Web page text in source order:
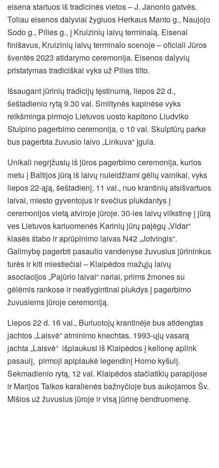
eisena startuos iš tradicinės vietos – J. Janonio gatvės.
Toliau eisenos dalyviai žygiuos Herkaus Manto g., Naujojo
Sodo g., Pilies g., į Kruizinių laivų terminalą. Eisenai
finišavus, Kruizinių laivų terminalo scenoje – oficiali Jūros
šventės 2023 atidarymo ceremonija. Eisenos dalyvių
pristatymas tradiciškai vyks už Pilies tilto.
Išsaugant jūrinių tradicijų tęstinumą, liepos 22 d.,
šeštadienio rytą 9.30 val. Smiltynės kapinėse vyks
reikšminga pirmojo Lietuvos uosto kapitono Liudviko
Stulpino pagerbimo ceremonija, o 10 val. Skulptūrų parke
bus pagerbta žuvusio laivo „Linkuva“ įgula.
Unikali negrįžusių iš jūros pagerbimo ceremonija, kurios
metu į Baltijos jūrą iš laivų nuleidžiami gėlių vainikai, vyks
liepos 22-ąją, šeštadienį, 11 val., nuo krantinių atsišvartuos
laivai, miesto gyventojus ir svečius plukdantys į
ceremonijos vietą atviroje jūroje. 30-ies laivų vilkstinę į jūrą
ves Lietuvos kariuomenės Karinių jūrų pajėgų „Vidar“
klasės štabo ir aprūpinimo laivas N42 „Jotvingis“.
Galimybę pagerbti pasaulio vandenyse žuvusius jūrininkus
turės ir kiti miestiečiai – Klaipėdos mažųjų laivų
asociacijos „Pajūrio laivai“ nariai, priims žmones su
gėlėmis rankose ir neatlygintinai plukdys į pagerbimo
žuvusiems jūroje ceremoniją.
Liepos 22 d. 16 val., Buriuotojų krantinėje bus atidengtas
jachtos „Laisvė“ atminimo knechtas. 1993-ųjų vasarą
jachta „Laisvė“ išplaukusi iš Klaipėdos į kelionę aplink
pasaulį, pirmoji apiplaukė legendinį Horno kyšulį.
Sekmadienio rytą, 12 val. Klaipėdos stačiatikių parapijose
ir Marijos Taikos karalienės bažnyčioje bus aukojamos Šv.
Mišios už žuvusius jūroje ir visą jūrinę bendruomenę.